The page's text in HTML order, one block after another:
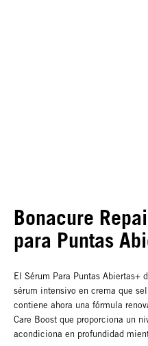
Bonacure
para Puntas
El Sérum Para Puntas Abiertas+
sérum intensivo en crema que
contiene ahora una fórmula
Care Boost que proporciona un
acondiciona en profundidad